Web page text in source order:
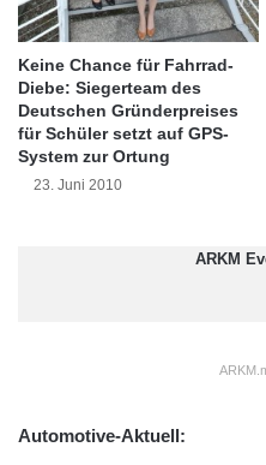
Ministerium für
Kunst Baden-
Vor diesem
relevante Aktivitäten
Fahren im Rahmen
Fahrzeugbau,
Krätschmer und meint:
e
n
-
N
e
u
Keine Chance für Fahrrad-
Diebe: Siegerteam des
Deutschen Gründerpreises
für Schüler setzt auf GPS-
System zur Ortung
23. Juni 2010
ARKM
Automotive-Aktuell: